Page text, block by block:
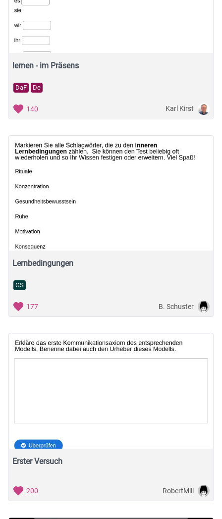
lernen - im Präsens
DaF De
140 Karl Kirst
Lernbedingungen
GS
177 B. Schuster
Erster Versuch
200 RobertMill